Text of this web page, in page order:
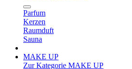
Parfum
Kerzen
Raumduft
Sauna
MAKE UP
Zur Kategorie MAKE UP